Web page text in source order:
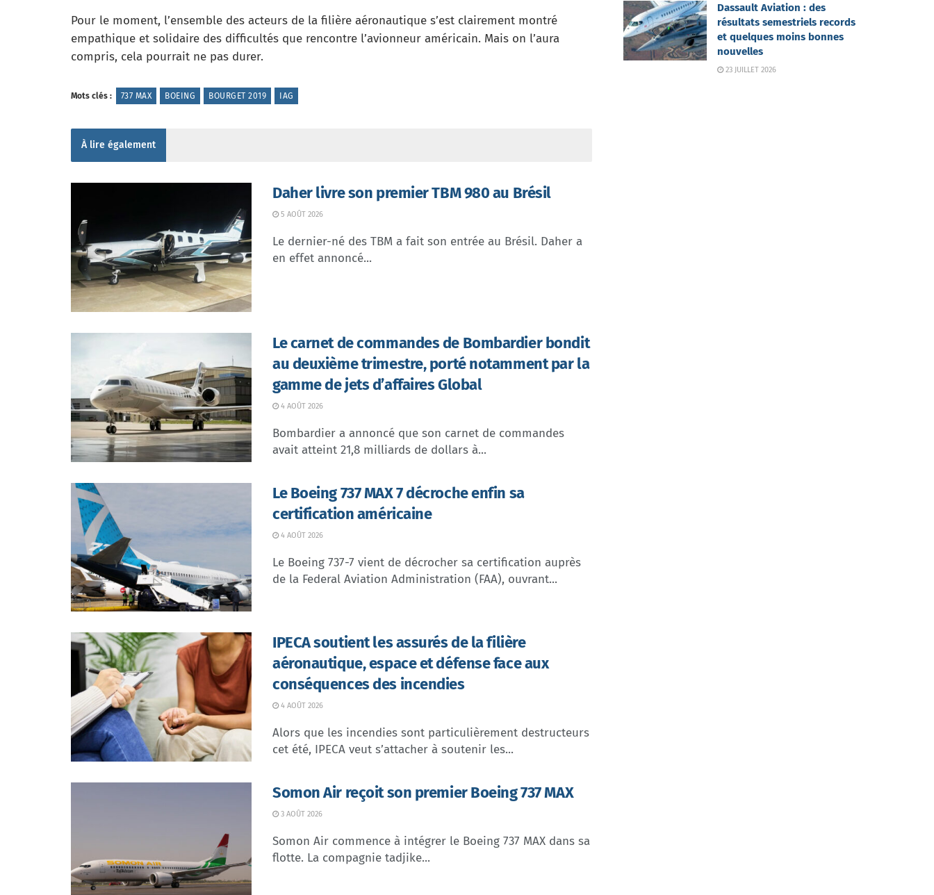
Pour le moment, l’ensemble des acteurs de la filière aéronautique s’est clairement montré
empathique et solidaire des difficultés que rencontre l’avionneur américain. Mais on l’aura
compris, cela pourrait ne pas durer.
Mots clés : 737 MAX BOEING BOURGET 2019 IAG
À lire également
Daher livre son premier TBM 980 au Brésil
5 AOÛT 2026
Le dernier-né des TBM a fait son entrée au Brésil. Daher a
en effet annoncé...
Le carnet de commandes de Bombardier bondit
au deuxième trimestre, porté notamment par la
gamme de jets d’affaires Global
4 AOÛT 2026
Bombardier a annoncé que son carnet de commandes
avait atteint 21,8 milliards de dollars à...
Le Boeing 737 MAX 7 décroche enfin sa
certification américaine
4 AOÛT 2026
Le Boeing 737-7 vient de décrocher sa certification auprès
de la Federal Aviation Administration (FAA), ouvrant...
IPECA soutient les assurés de la filière
aéronautique, espace et défense face aux
conséquences des incendies
4 AOÛT 2026
Alors que les incendies sont particulièrement destructeurs
cet été, IPECA veut s’attacher à soutenir les...
Somon Air reçoit son premier Boeing 737 MAX
3 AOÛT 2026
Somon Air commence à intégrer le Boeing 737 MAX dans sa
flotte. La compagnie tadjike...
Dassault Aviation : des
résultats semestriels records
et quelques moins bonnes
nouvelles
23 JUILLET 2026